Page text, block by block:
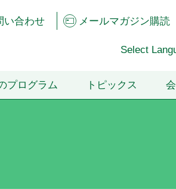
い合わせ メールマガジン購読
プログラム トピックス
Select